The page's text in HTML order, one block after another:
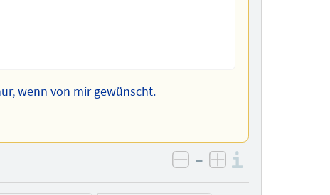
wenn von mir gewünscht.
negativ bewerten
– positiv bewerten